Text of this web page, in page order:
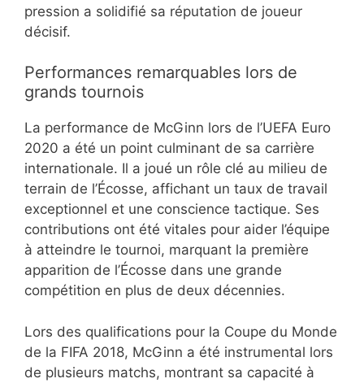
pression a solidifié sa réputation de joueur
décisif.
Performances remarquables lors de
grands tournois
La performance de McGinn lors de l’UEFA Euro
2020 a été un point culminant de sa carrière
internationale. Il a joué un rôle clé au milieu de
terrain de l’Écosse, affichant un taux de travail
exceptionnel et une conscience tactique. Ses
contributions ont été vitales pour aider l’équipe
à atteindre le tournoi, marquant la première
apparition de l’Écosse dans une grande
compétition en plus de deux décennies.
Lors des qualifications pour la Coupe du Monde
de la FIFA 2018, McGinn a été instrumental lors
de plusieurs matchs, montrant sa capacité à